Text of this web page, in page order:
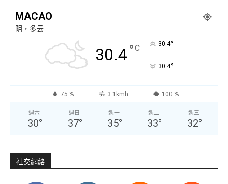
MACAO
阴，多云
30.4°C 30.4°
30.4°
75 % 3.1kmh 100 %
週六
30°
週日
37°
週一
35°
週二
33°
週三
32°
社交網絡